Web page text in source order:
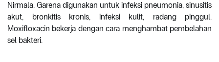
Nirmala. Garena digunakan untuk infeksi pneumonia, sinusitis
akut, bronkitis kronis, infeksi kulit, radang pinggul.
Moxifloxacin bekerja dengan cara menghambat pembelahan
sel bakteri.